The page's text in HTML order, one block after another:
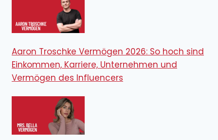
Aaron Troschke Vermögen 2026: So hoch sind
Einkommen, Karriere, Unternehmen und
Vermögen des Influencers